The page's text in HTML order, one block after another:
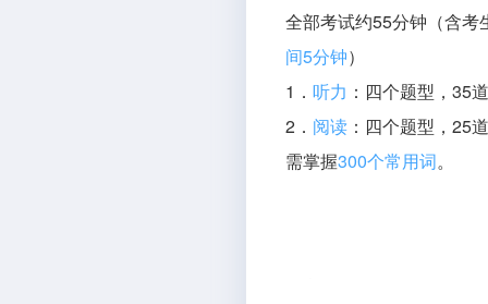
全部考试约55分钟（含考
间5分钟）
1． 听力 ：四个题型，35
2． 阅读 ：四个题型，25
需掌握300个常用词。